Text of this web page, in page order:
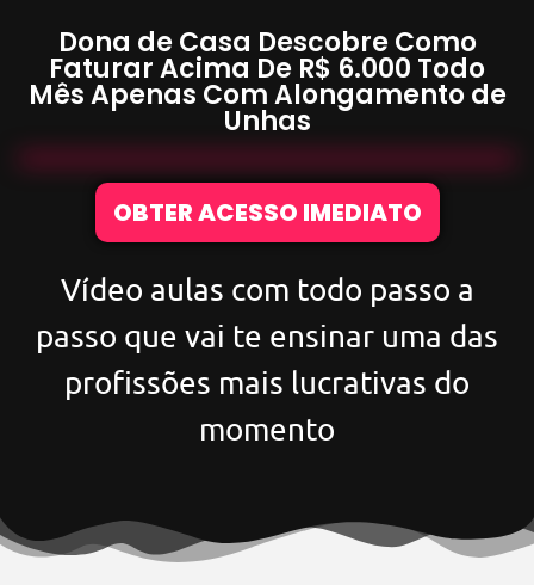
Dona de Casa Descobre Como
Faturar Acima De R$ 6.000 Todo
Mês Apenas ComAlongamento de
Unhas
OBTER ACESSO IMEDIATO
Vídeo aulas com todo passo a
passo que vai te ensinar uma das
profissões mais lucrativas do
momento